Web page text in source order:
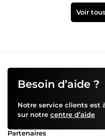
Voir
Besoin d’aide ?
Notre service clients est
sur notre centre d’aide
Partenaires